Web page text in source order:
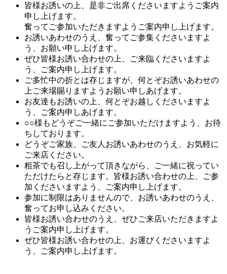
皆様お誘いの上、是非ご出席くださいますようご案内
申し上げます。
奮ってご参加いただきますようご案内申し上げます。
お誘いあわせのうえ、奮ってご参集くださいますよ
う、お願い申し上げます。
ぜひ皆様お誘い合わせの上、ご来臨くださいますよ
う、ご案内申し上げます。
ご多忙中の折とは存じますが、何とぞお誘いあわせの
上ご来場賜りますようお願い申しあげます。
お友達もお誘いの上、何とぞお越しくださいますよ
う、ご案内申しあげます。
○○様もどうぞご一緒にご参加いただけますよう、お待
ちしております。
どうぞご家族、ご友人お誘いあわせのうえ、お気軽に
ご来店ください。
粗茶でも召し上がって頂きながら、ご一緒に祝ってい
ただけたらと存じます。皆様お誘い合わせの上、ご参
加くださいますよう、ご案内申し上げます。
参加に制限はありませんので、お誘いあわせのうえ、
奮ってお申し込みください。
皆様お誘い合わせのうえ、ぜひご来店いただきますよ
うご案内申し上げます。
ぜひ皆様お誘い合わせの上、お運びくださいますよ
う、ご案内申し上げます。